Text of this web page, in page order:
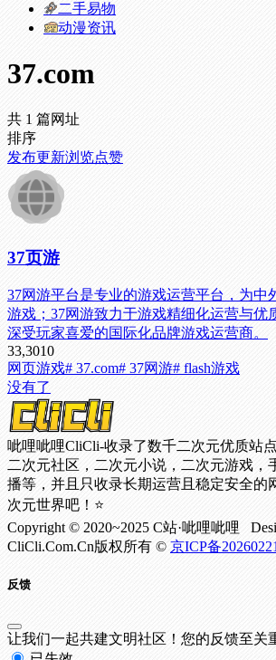
二手易物
动漫资讯
37.com
共 1 篇网址
排序
发布更新浏览点赞
37页游
37网游平台是专业的游戏运营平台，为中
游戏；37网游致力于游戏精细化运营与优
深受玩家喜爱的国际化品牌游戏运营商。
33,3010
网页游戏# 37.com# 37网游# flash游戏
没有了
呲哩呲哩CliCli-收录了数千二次元优质站
二次元社区，二次元小说，二次元游戏，
播等，并且只收录长期运营且稳定安全的
次元世界吧！⭐
Copyright © 2020~2025 C站·呲哩呲哩
CliCli.Com.Cn版权所有 © 京ICP备
反馈
让我们一起共建文明社区！您的反馈至关